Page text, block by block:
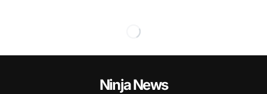
Ninja News